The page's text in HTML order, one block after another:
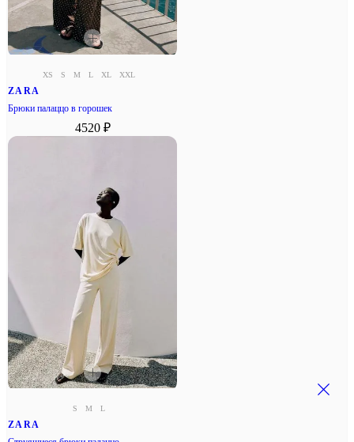
XS S M L XL XXL
ZARA
Брюки палаццо в горошек
4520 ₽
S M L
ZARA